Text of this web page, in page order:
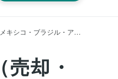
南米（メキシコ・ブラジル・アルゼンチン・チリ・ペルー・コロンビア・キューバ・ベネズエラ・パラグアイ・ウルグアイほか中米含む）
却・